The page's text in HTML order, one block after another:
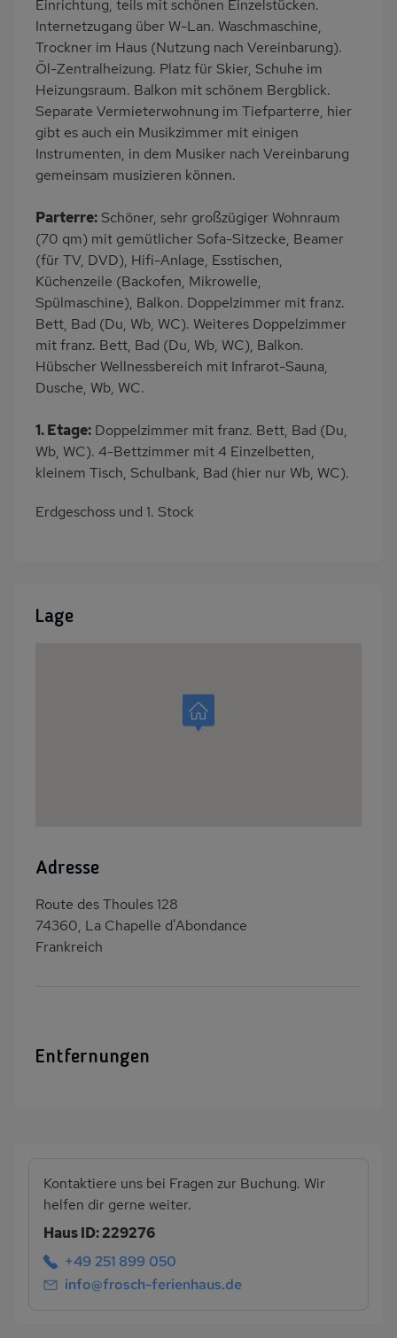
Bergblick Nah an Ski-Loipe
Einrichtung, teils mit schönen Einzelstücken.
Internetzugang über W-Lan. Waschmaschine,
Trockner im Haus (Nutzung nach Vereinbarung).
Öl-Zentralheizung. Platz für Skier, Schuhe im
Heizungsraum. Balkon mit schönem Bergblick.
Separate Vermieterwohnung im Tiefparterre, hier
gibt es auch ein Musikzimmer mit einigen
Instrumenten, in dem Musiker nach Vereinbarung
gemeinsam musizieren können.
Parterre: Schöner, sehr großzügiger Wohnraum
(70 qm) mit gemütlicher Sofa-Sitzecke, Beamer
(für TV, DVD), Hifi-Anlage, Esstischen,
Küchenzeile (Backofen, Mikrowelle,
Spülmaschine), Balkon. Doppelzimmer mit franz.
Bett, Bad (Du, Wb, WC). Weiteres Doppelzimmer
mit franz. Bett, Bad (Du, Wb, WC), Balkon.
Hübscher Wellnessbereich mit Infrarot-Sauna,
Dusche, Wb, WC.
1. Etage: Doppelzimmer mit franz. Bett, Bad (Du,
Wb, WC). 4-Bettzimmer mit 4 Einzelbetten,
kleinem Tisch, Schulbank, Bad (hier nur Wb, WC).
Erdgeschoss und 1. Stock
Lage
Adresse
Route des Thoules 128
74360, La Chapelle d'Abondance
Frankreich
Entfernungen
Kontaktiere uns bei Fragen zur Buchung. Wir
helfen dir gerne weiter.
Haus ID: 229276
+49 251 899 050
info@frosch-ferienhaus.de